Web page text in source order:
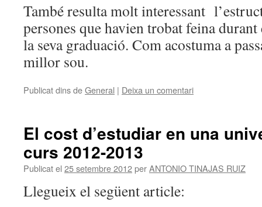
També resulta molt interessant
persones que havien trobat feina durant
la seva graduació. Com acostuma a
millor sou.
Publicat dins deGeneral | Deixa un comentari
El cost d’estudiar en una
curs 2012-2013
Publicat el 25 setembre 2012perANTONIO TINAJAS RUIZ
Llegueix el següent article: